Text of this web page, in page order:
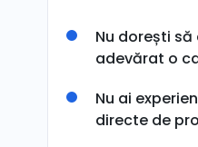
Nu dorești
adevărat o
Nu ai
directe de